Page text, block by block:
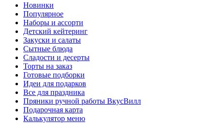
Новинки
Популярное
Наборы и ассорти
Детский кейтеринг
Закуски и салаты
Сытные блюда
Сладости и десерты
Торты на заказ
Готовые подборки
Идеи для подарков
Все для праздника
Пряники ручной работы ВкусВилл
Подарочная карта
Калькулятор меню